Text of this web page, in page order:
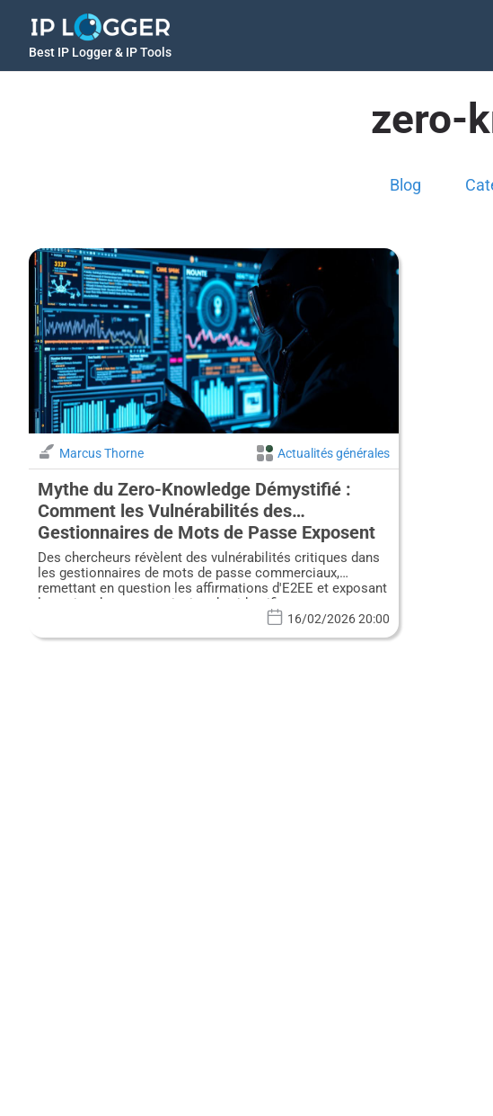
Best IP Logger & IP Tools
zero-
Blog
Marcus Thorne Actualités générales
Mythe du Zero-Knowledge Démystifié :
Comment les Vulnérabilités des
Gestionnaires de Mots de Passe Exposent
Vos Identifiants
Des chercheurs révèlent des vulnérabilités critiques dans
les gestionnaires de mots de passe commerciaux,
remettant en question les affirmations d'E2EE et exposant
les voies de compromission des identifiants.
16/02/2026 20:00